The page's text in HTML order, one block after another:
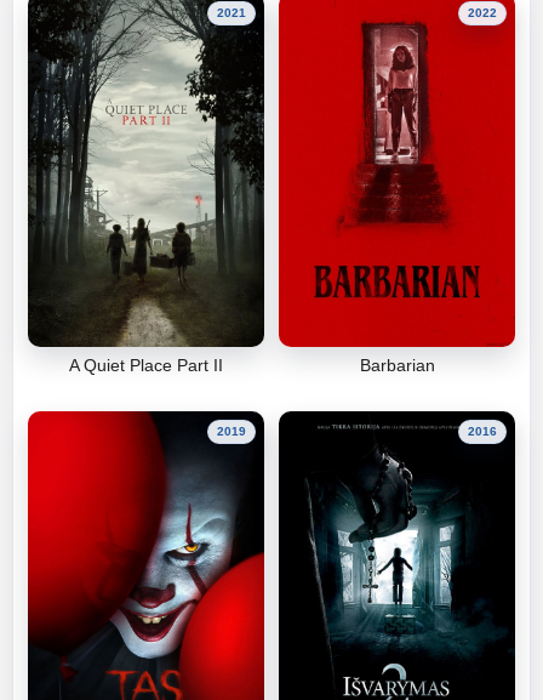
2021
A Quiet Place Part II
2022
Barbarian
2019 2016